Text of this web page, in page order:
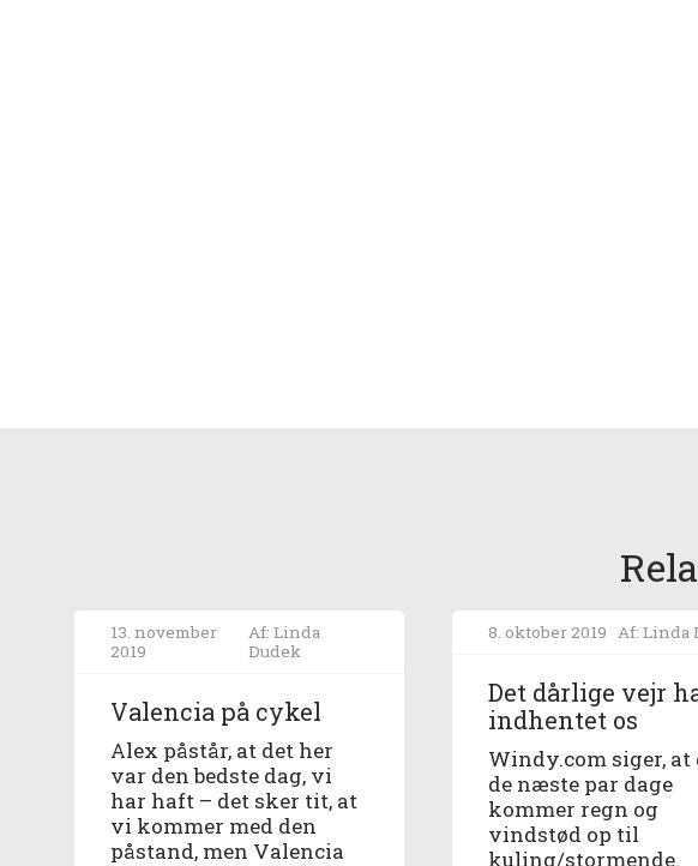
13. november
2019
Af: Linda
Dudek
Valencia på cykel
Alex påstår, at det her
var den bedste dag, vi
har haft – det sker tit, at
vi kommer med den
påstand, men Valencia
8. oktober 2019 Af: Linda
Det dårlige vejr
indhentet os
Windy.com siger, at
de næste par dage
kommer regn og
vindstød op til
kuling/stormende.